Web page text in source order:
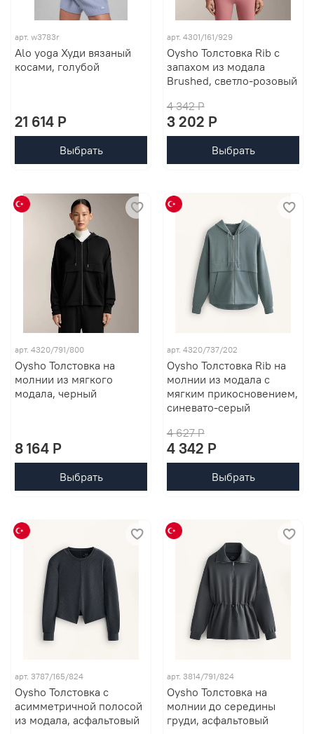
арт. w3783r
Alo yoga Худи вязаный
косами, голубой
21 614 P
Выбрать
арт. 4301/161/929
Oysho Толстовка Rib с
запахом из модала
Brushed, светло-розовый
4 342 P
3 202 P
Выбрать
арт. 4320/791/800
Oysho Толстовка на
молнии из мягкого
модала, черный
8 164 P
Выбрать
арт. 4320/737/202
Oysho Толстовка Rib на
молнии из модала с
мягким прикосновением,
синевато-серый
4 627 P
4 342 P
Выбрать
арт. 3787/165/824
Oysho Толстовка с
асимметричной полосой
из модала, асфальтовый
арт. 3814/791/824
Oysho Толстовка на
молнии до середины
груди, асфальтовый